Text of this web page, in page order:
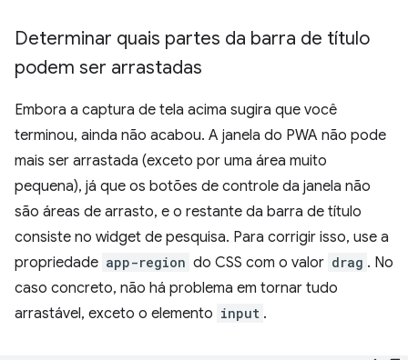
Determinar quais partes da barra de título
podem ser arrastadas
Embora a captura de tela acima sugira que você
terminou, ainda não acabou. A janela do PWA não pode
mais ser arrastada (exceto por uma área muito
pequena), já que os botões de controle da janela não
são áreas de arrasto, e o restante da barra de título
consiste no widget de pesquisa. Para corrigir isso, use a
propriedade app-region do CSS com o valor drag . No
caso concreto, não há problema em tornar tudo
arrastável, exceto o elemento input .